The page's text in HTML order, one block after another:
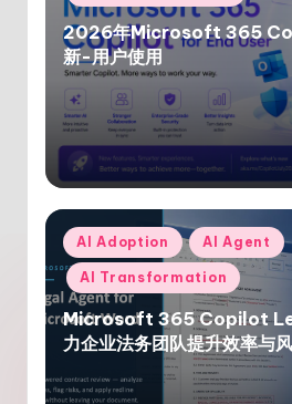
2026年Microsoft 365
新-用户使用
Posted
in
AI Adoption AI Agent
AI Transformation
Microsoft 365 Copilot
力企业法务团队提升效率与